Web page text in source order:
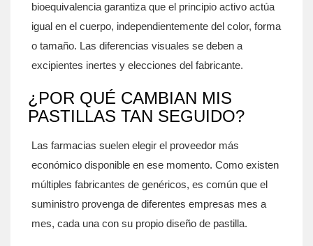
bioequivalencia garantiza que el principio activo actúa
igual en el cuerpo, independientemente del color, forma
o tamaño. Las diferencias visuales se deben a
excipientes inertes y elecciones del fabricante.
¿POR QUÉ CAMBIAN MIS
PASTILLAS TAN SEGUIDO?
Las farmacias suelen elegir el proveedor más
económico disponible en ese momento. Como existen
múltiples fabricantes de genéricos, es común que el
suministro provenga de diferentes empresas mes a
mes, cada una con su propio diseño de pastilla.